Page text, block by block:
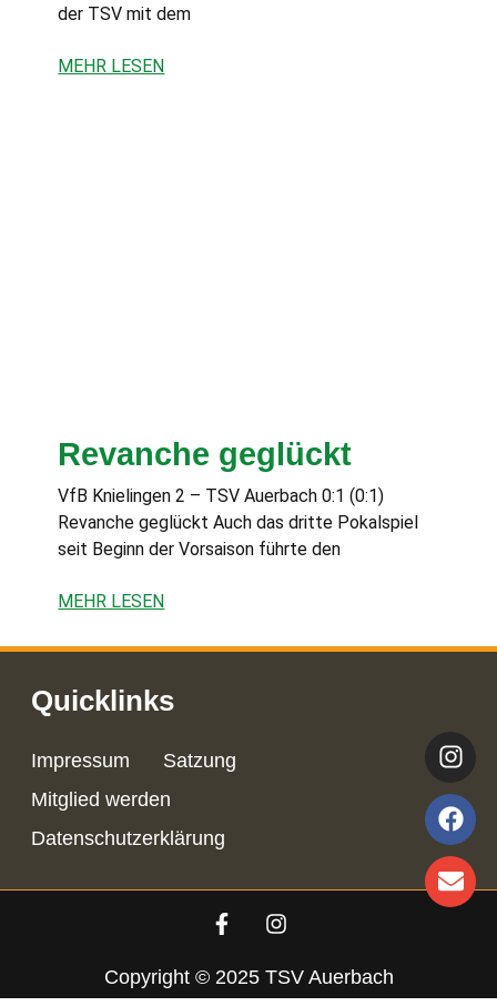
der TSV mit dem
MEHR LESEN
Revanche geglückt
VfB Knielingen 2 – TSV Auerbach 0:1 (0:1)
Revanche geglückt Auch das dritte Pokalspiel
seit Beginn der Vorsaison führte den
MEHR LESEN
Quicklinks
Impressum
Satzung
Mitglied werden
Datenschutzerklärung
Copyright © 2025 TSV Auerbach